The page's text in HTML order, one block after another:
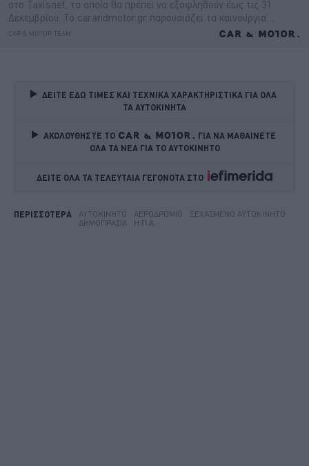
ΔΕΙΤΕ ΕΔΩ ΤΙΜΕΣ ΚΑΙ ΤΕΧΝΙΚΑ ΧΑΡΑΚΤΗΡΙΣΤΙΚΑ ΓΙΑ ΟΛΑ
ΤΑ ΑΥΤΟΚΙΝΗΤΑ
ΑΚΟΛΟΥΘΗΣΤΕ ΤΟ
ΓΙΑ ΝΑ ΜΑΘΑΙΝΕΤΕ
ΟΛΑ ΤΑ ΝΕΑ ΓΙΑ ΤΟ ΑΥΤΟΚΙΝΗΤΟ
ΔΕΙΤΕ ΟΛΑ ΤΑ ΤΕΛΕΥΤΑΙΑ ΓΕΓΟΝΟΤΑ ΣΤΟ
ΠΕΡΙΣΣΟΤΕΡΑ ΑΥΤΟΚΊΝΗΤΟ ΑΕΡΟΔΡΌΜΙΟ
ΞΕΧΑΣΜΈΝΟ ΑΥΤΟΚΊΝΗΤΟ
ΔΗΜΟΠΡΑΣΊΑ
Η.Π.Α.